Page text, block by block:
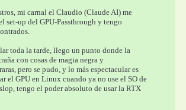
mi carnal el Claudio (Claude AI) me
set-up del GPU-Passthrough y tengo
toda la tarde, llego un punto donde la
con cosas de magia negra y
pero se pudo, y lo más espectacular es
el GPU en Linux cuando ya no use el SO de
tengo el poder absoluto de usar la RTX